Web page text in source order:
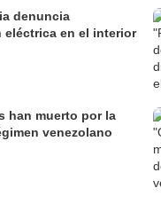
denuncia
eléctrica en el interior
han muerto por la
venezolano